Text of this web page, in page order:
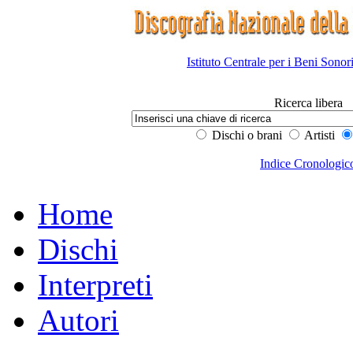
Istituto Centrale per i Beni
Ricerca libera
Dischi o brani Artisti
Indice
Home
Dischi
Interpreti
Autori